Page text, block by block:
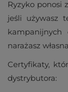
Ryzyko ponosi
jeśli używasz
narażasz
Certyfikaty,
dystrybutora: